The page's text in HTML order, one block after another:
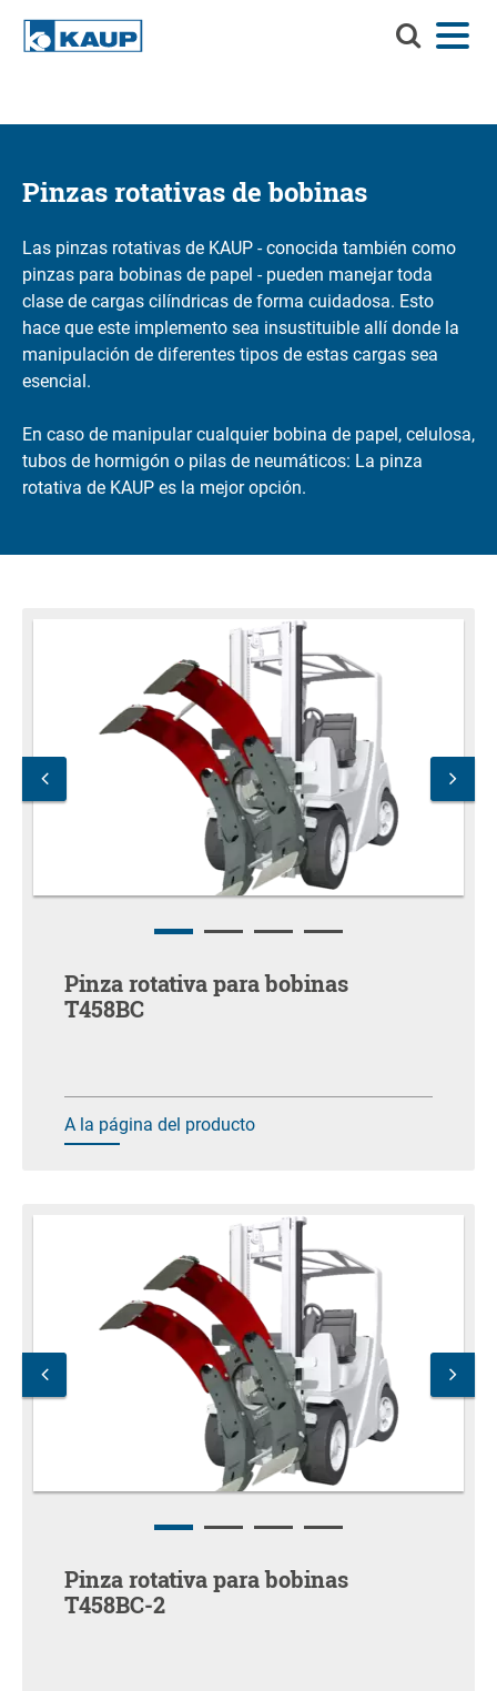
BuscarMenú
Implementos
Centro de información
Compañía
Carrera profesional en KAUP
Buscador de productos
Capacidad residual
Pinzas rotativas de bobinas
Las pinzas rotativas de KAUP - conocida también como
pinzas para bobinas de papel - pueden manejar toda
clase de cargas cilíndricas de forma cuidadosa. Esto
hace que este implemento sea insustituible allí donde la
manipulación de diferentes tipos de estas cargas sea
esencial.
En caso de manipular cualquier bobina de papel, celulosa,
tubos de hormigón o pilas de neumáticos: La pinza
rotativa de KAUP es la mejor opción.
Pinza rotativa para bobinas
T458BC
A la página del producto
Pinza rotativa para bobinas
T458BC-2